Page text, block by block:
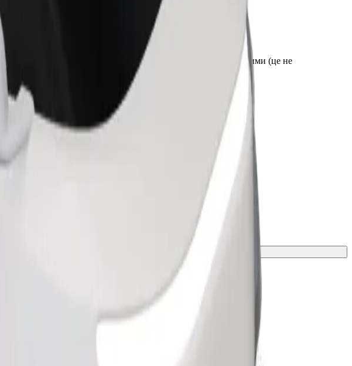
повідом водія до посадки. Візки мають бути складеними (це не